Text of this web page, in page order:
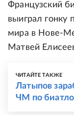
Французский
выиграл гонку
мира в Нове-
Матвей
ЧИТАЙТЕ ТАКЖЕ
Латыпов
ЧМ по